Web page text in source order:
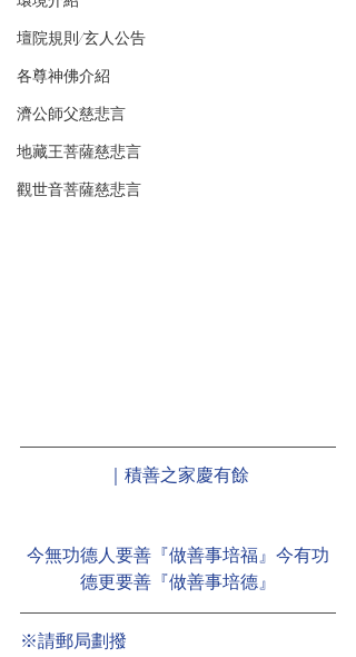
壇院規則/玄人公告
各尊神佛介紹
濟公師父慈悲言
地藏王菩薩慈悲言
觀世音菩薩慈悲言
｜積善之家慶有餘
今無功德人要善『做善事培福』今有功
德更要善『做善事培德』
※請郵局劃撥